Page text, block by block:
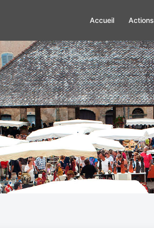
Accueil Actions